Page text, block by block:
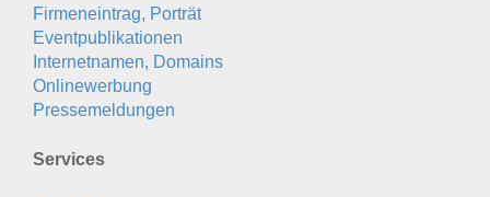
Firmeneintrag, Porträt
Eventpublikationen
Internetnamen, Domains
Onlinewerbung
Pressemeldungen
Services